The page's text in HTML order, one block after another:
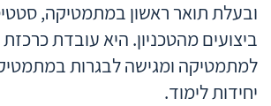
ובעלת תואר ראשון במתמטיקה,
ביצועים מהטכניון. היא עובדת כרכזת
יחידות לימוד.